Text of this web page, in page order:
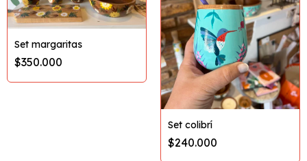
Set margaritas
$350.000
Set colibrí
$240.000